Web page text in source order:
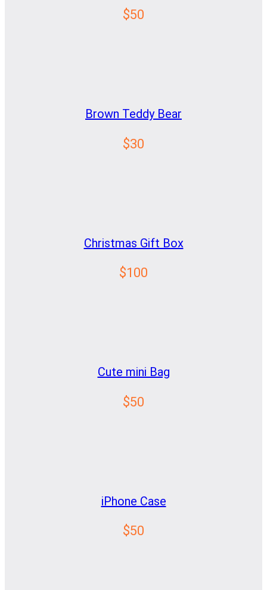
$50
Brown Teddy Bear
$30
Christmas Gift Box
$100
Cute mini Bag
$50
iPhone Case
$50